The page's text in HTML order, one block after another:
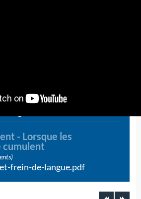
- Lorsque les
cumulent
frein-de-langue.pdf